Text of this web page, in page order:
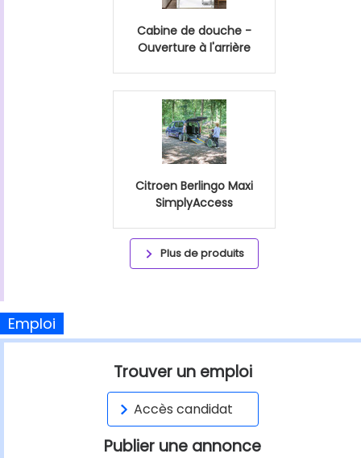
Cabine de douche -
Ouverture à l'arrière
Citroen Berlingo Maxi
SimplyAccess
Plus de produits
Emploi
Trouver un emploi
Accès candidat
Publier une annonce